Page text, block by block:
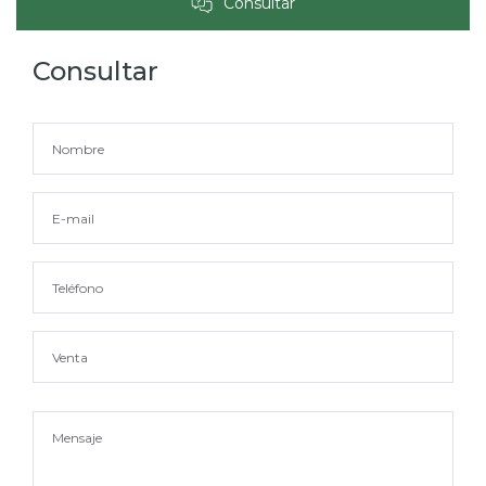
Consultar